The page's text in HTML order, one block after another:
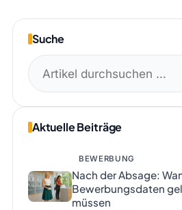
Suche
Suchen
nach:
Aktuelle Beiträge
BEWERBUNG
Nach der Absage:
Bewerbungsdaten
müssen